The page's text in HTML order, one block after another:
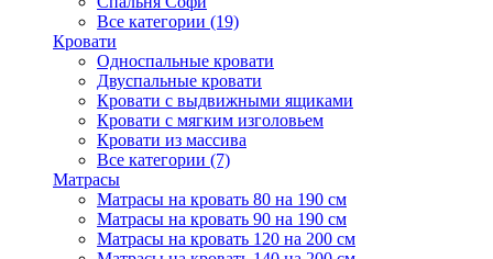
Все категории (19)
Кровати
Односпальные кровати
Двуспальные кровати
Кровати с выдвижными ящиками
Кровати с мягким изголовьем
Кровати из массива
Все категории (7)
Матрасы
Матрасы на кровать 80 на 190 см
Матрасы на кровать 90 на 190 см
Матрасы на кровать 120 на 200 см